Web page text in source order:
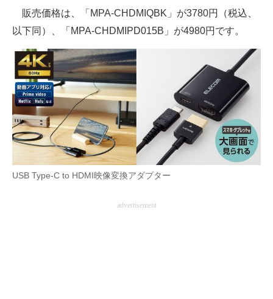
スマホと通信の最新トレンド
好きが集まる 比べて選べる
ビジネスと働き方のヒント
AI活用のいまが分かる
企業ITのトレンドを詳説
経営リーダーのコミュニティ
販売価格は、「MPA-CHDMIQBK」が3780円（税込、
以下同）、「MPA-CHDMIPD015B」が4980円です。
USB Type-C to HDMI映像変換アダプター
advertisement